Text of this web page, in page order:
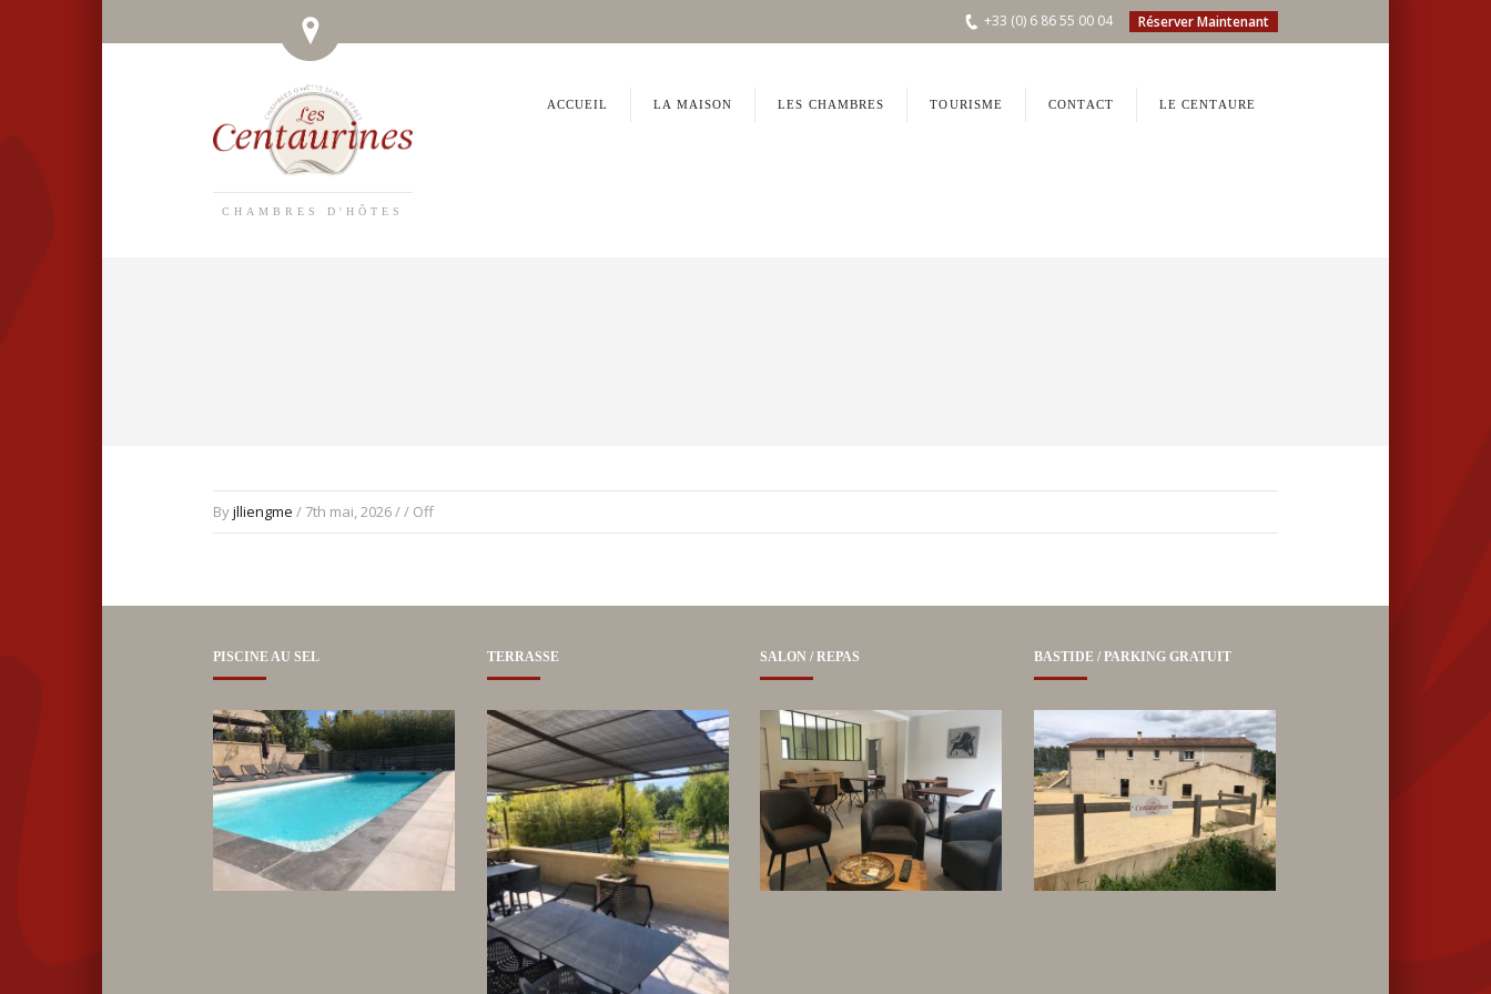
Réserver Maintenant
+33 (0) 6 86 55 00 04
CHAMBRES D'HÔTES
ACCUEIL LA MAISON LES CHAMBRES TOURISME CONTACT LE CENTAURE
Byjlliengme / 7th mai, 2026 / / Off
PISCINE AU SEL TERRASSE SALON / REPAS BASTIDE / PARKING GRATUIT